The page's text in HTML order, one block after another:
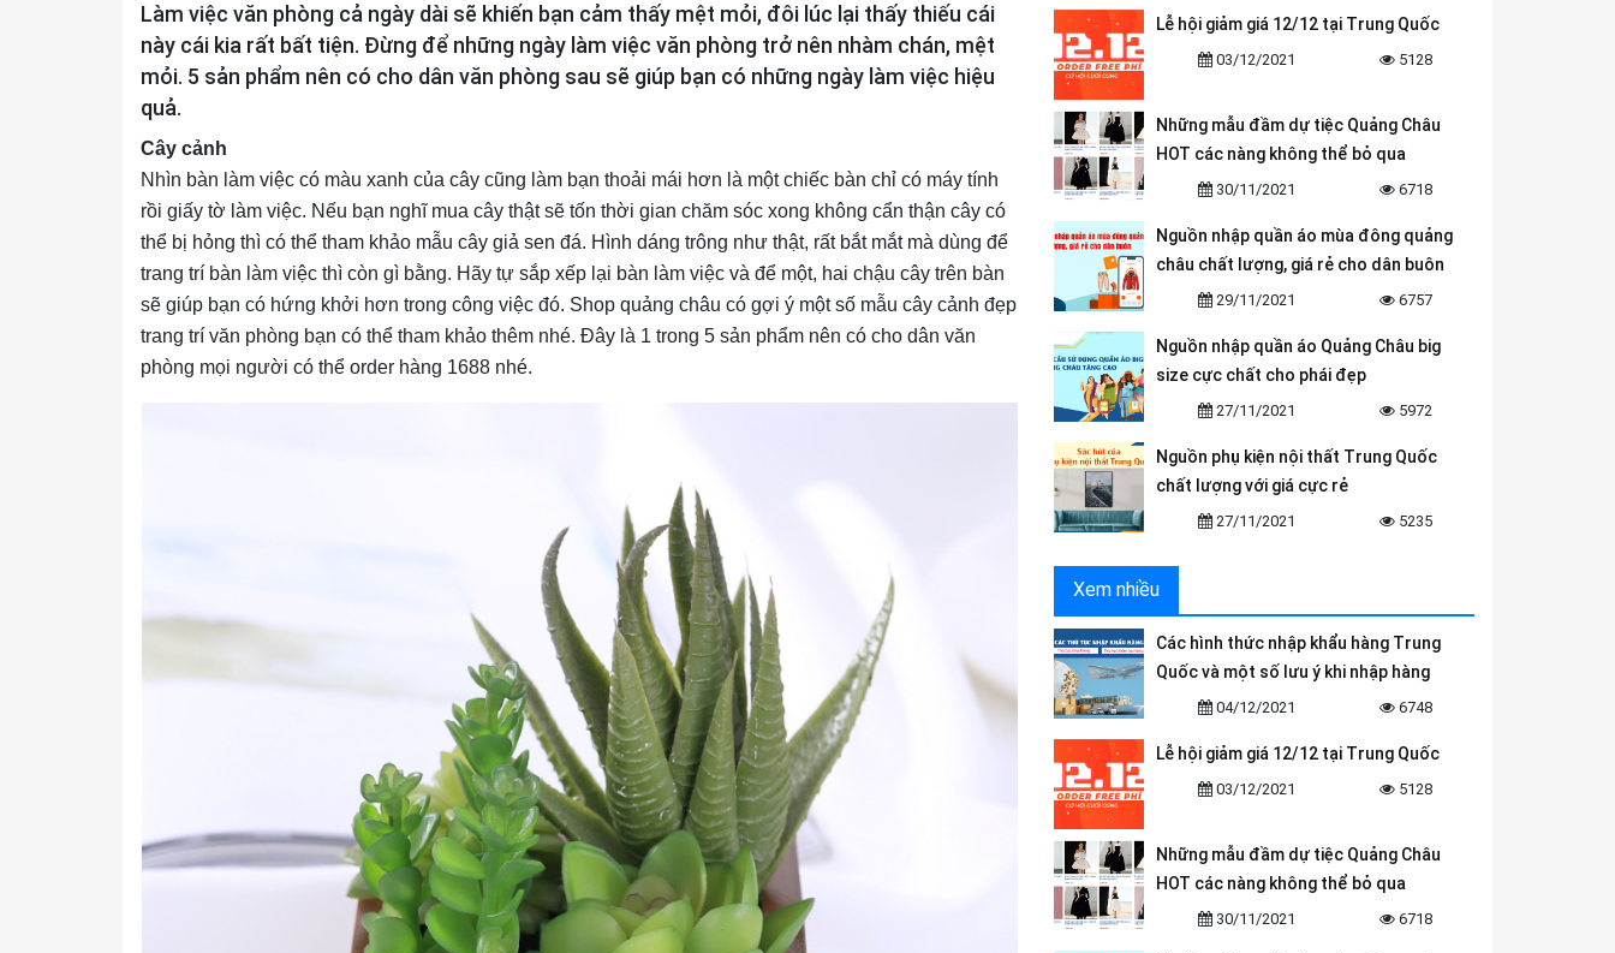
Làm việc văn phòng cả ngày dài sẽ khiến bạn cảm thấy mệt mỏi, đôi lúc lại thấy thiếu cái
này cái kia rất bất tiện. Đừng để những ngày làm việc văn phòng trở nên nhàm chán, mệt
mỏi. 5 sản phẩm nên có cho dân văn phòng sau sẽ giúp bạn có những ngày làm việc hiệu
quả.
Cây cảnh
Nhìn bàn làm việc có màu xanh của cây cũng làm bạn thoải mái hơn là một chiếc bàn chỉ có máy tính
rồi giấy tờ làm việc. Nếu bạn nghĩ mua cây thật sẽ tốn thời gian chăm sóc xong không cẩn thận cây có
thể bị hỏng thì có thể tham khảo mẫu cây giả sen đá. Hình dáng trông như thật, rất bắt mắt mà dùng để
trang trí bàn làm việc thì còn gì bằng. Hãy tự sắp xếp lại bàn làm việc và để một, hai chậu cây trên bàn
sẽ giúp bạn có hứng khởi hơn trong công việc đó. Shop quảng châu có gợi ý một số mẫu cây cảnh đẹp
trang trí văn phòng bạn có thể tham khảo thêm nhé. Đây là 1 trong 5 sản phẩm nên có cho dân văn
phòng mọi người có thể order hàng 1688 nhé.
Lễ hội giảm giá 12/12 tại Trung Quốc
03/12/2021 5128
Những mẫu đầm dự tiệc Quảng Châu
HOT các nàng không thể bỏ qua
30/11/2021 6718
Nguồn nhập quần áo mùa đông quảng
châu chất lượng, giá rẻ cho dân buôn
29/11/2021 6757
Nguồn nhập quần áo Quảng Châu big
size cực chất cho phái đẹp
27/11/2021 5972
Nguồn phụ kiện nội thất Trung Quốc
chất lượng với giá cực rẻ
27/11/2021 5235
Xem nhiều
Các hình thức nhập khẩu hàng Trung
Quốc và một số lưu ý khi nhập hàng
04/12/2021 6748
Lễ hội giảm giá 12/12 tại Trung Quốc
03/12/2021 5128
Những mẫu đầm dự tiệc Quảng Châu
HOT các nàng không thể bỏ qua
30/11/2021 6718